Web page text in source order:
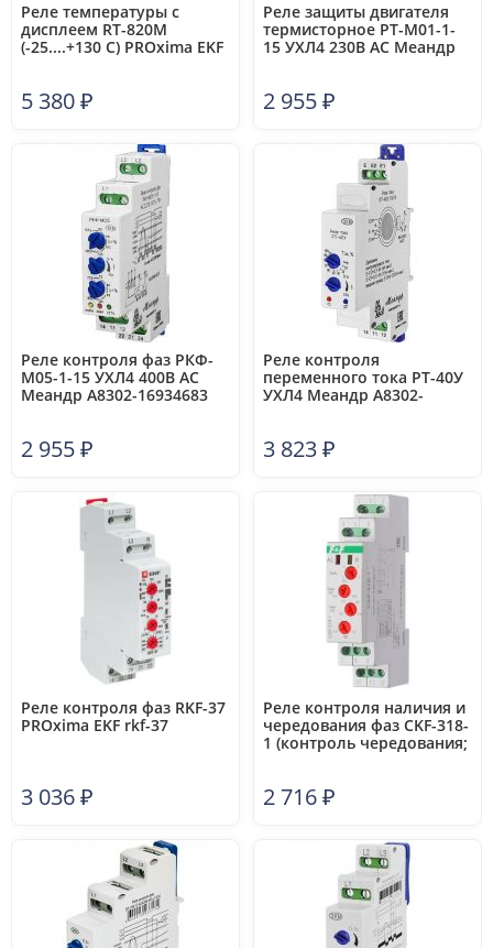
Реле температуры с
дисплеем RT-820M
(-25....+130 С) PROxima EKF
5 380₽
Реле защиты двигателя
термисторное РТ-М01-1-
15 УХЛ4 230В AC Меандр
2 955₽
Реле контроля фаз РКФ-
М05-1-15 УХЛ4 400В AC
Меандр A8302-16934683
2 955₽
Реле контроля
переменного тока РТ-40У
УХЛ4 Меандр A8302-
3 823₽
Реле контроля фаз RKF-37
PROxima EKF rkf-37
3 036₽
Реле контроля наличия и
чередования фаз CKF-318-
1 (контроль чередования;
нижн. порога
модуль; монтаж на DIN-
рейке)(аналог РНПП-311М)
F&F EA04.002.007
2 716₽